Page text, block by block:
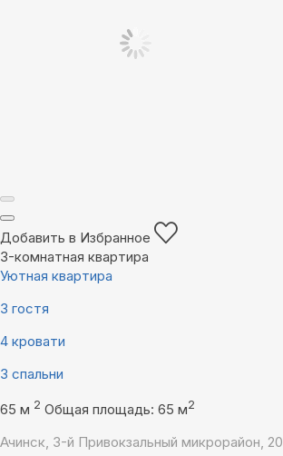
Добавить в Избранное
3-комнатная квартира
Уютная квартира
3 гостя
4 кровати
3 спальни
65 м 2 Общая площадь: 65 м2
Ачинск, 3-й Привокзальный микрорайон, 20